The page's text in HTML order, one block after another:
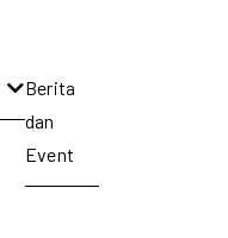
Berita
dan
Event